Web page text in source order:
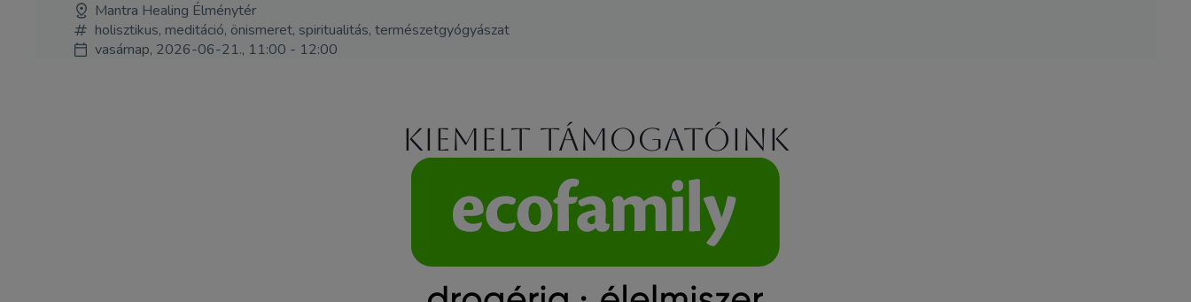
Mantra Healing Élménytér
holisztikus, meditáció, önismeret, spiritualitás, természetgyógyászat
vasárnap, 2026-06-21., 11:00 - 12:00
Kiemelt támogatóink